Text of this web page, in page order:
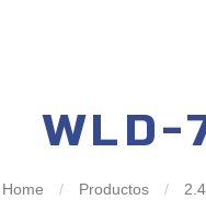
WLD-
Home / Productos /